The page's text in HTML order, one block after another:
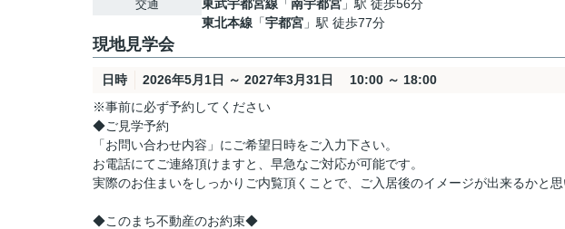
交通
東武宇都宮線 「南宇都宮 」駅 徒歩56分
東北本線 「宇都宮 」駅 徒歩77分
現地見学会
日時
2026年5月1日 ～ 2027年3月31日 10:00 ～ 18:00
※事前に必ず予約してください
◆ご見学予約
「お問い合わせ内容」にご希望日時をご入力下さい。
お電話にてご連絡頂けますと、早急なご対応が可能です。
実際のお住まいをしっかりご内覧頂くことで、ご入居後のイメージが出来るかと思
◆このまち不動産のお約束◆